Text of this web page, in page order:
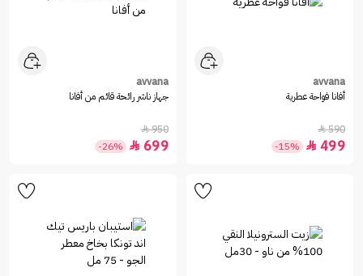
avvana
أفانا فواحة عطرية
590

499

-15%
avvana
جهاز ناشر رائحة قائم من أفانا
950

699

-26%